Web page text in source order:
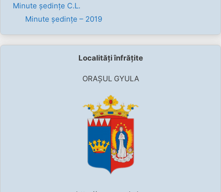
Minute ședințe C.L.
Minute ședințe – 2019
Localități înfrățite
ORAȘUL GYULA